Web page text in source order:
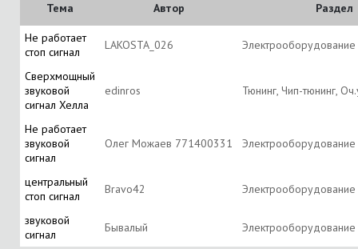
Тема Автор Раздел
Не работает
стоп сигнал
LAKOSTA_026 Электрооборудование
Сверхмощный
звуковой
сигнал Хелла
edinros Тюнинг, Чип-тюнинг,
Не работает
звуковой
сигнал
Олег Можаев 771400331 Электрооборудование
центральный
стоп сигнал
Bravo42 Электрооборудование
звуковой
сигнал
Бывалый Электрооборудование